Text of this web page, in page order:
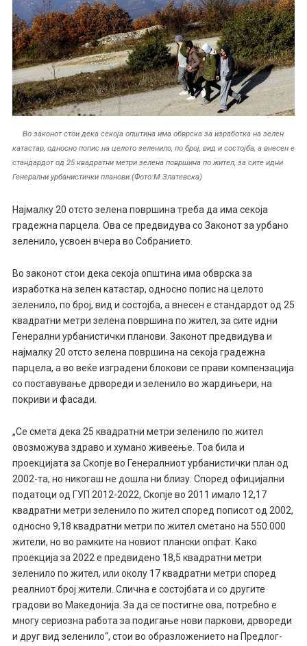
Во законот стои дека секоја општина има обврска за изработка на зелен
катастар, односно попис на целото зеленило, по број, вид и состојба, а внесен е
стандардот од 25 квадратни метри зелена површина по жител, за сите идни
Генерални урбанистички планови.(Фото:М.Златевска)
Најмалку 20 отсто зелена површина треба да има секоја
градежна парцела. Ова се предвидува со Законот за урбано
зеленило, усвоен вчера во Собранието.
Во законот стои дека секоја општина има обврска за
изработка на зелен катастар, односно попис на целото
зеленило, по број, вид и состојба, а внесен е стандардот од 25
квадратни метри зелена површина по жител, за сите идни
Генерални урбанистички планови. Законот предвидува и
најмалку 20 отсто зелена површина на секоја градежна
парцела, а во веќе изградени блокови се прави компензација
со поставување дрвореди и зеленило во жардињери, на
покриви и фасади.
„Се смета дека 25 квадратни метри зеленило по жител
овозможува здраво и хумано живеење. Тоа била и
проекцијата за Скопје во Генералниот урбанистички план од
2002-та, но никогаш не дошла ни близу. Според официјални
податоци од ГУП 2012-2022, Скопје во 2011 имало 12,17
квадратни метри зеленило по жител според пописот од 2002,
односно 9,18 квадратни метри по жител сметано на 550.000
жители, но во рамките на новиот плански опфат. Како
проекција за 2022 е предвидено 18,5 квадратни метри
зеленило по жител, или околу 17 квадратни метри според
реалниот број жители. Слична е состојбата и со другите
градови во Македонија. За да се постигне ова, потребно е
многу сериозна работа за подигање нови паркови, дрвореди
и друг вид зеленило“, стои во образложението на Предлог-